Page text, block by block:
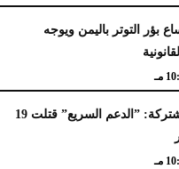
بؤر التوتر باليمن ويوجه
مـ
السودان .. القوة المشتركة: ”الدعم السريع” قتلت 19
مـ